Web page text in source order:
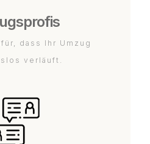
dass Ihr Umzug
verläuft.